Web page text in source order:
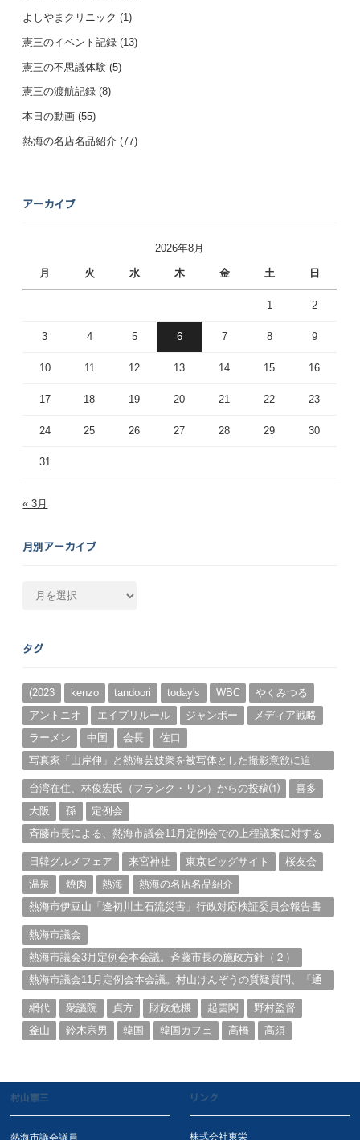
よしやまクリニック (1)
憲三のイベント記録 (13)
憲三の不思議体験 (5)
憲三の渡航記録 (8)
本日の動画 (55)
熱海の名店名品紹介 (77)
アーカイブ
2026年8月
月 火 水 木 金 土 日
1 2
3 4 5 6 7 8 9
10 11 12 13 14 15 16
17 18 19 20 21 22 23
24 25 26 27 28 29 30
31
« 3月
月別アーカイブ
カ
ブ
タグ
(2023 kenzo tandoori today's WBC
やくみつる
アントニオ
エイプリルール ジャンボー
メディア戦略
ラーメン
中国 会長
佐口
写真家「山岸伸」と熱海芸妓衆を被写体とした撮影意欲に迫
台湾在住、林俊宏氏（フランク・リン）からの投稿⑴
喜多
大阪
孫
定例会
斉藤市長による、熱海市議会11月定例会での上程議案に対する
日韓グルメフェア
来宮神社 東京ビッグサイト
桜友会
温泉
焼肉 熱海
熱海の名店名品紹介
熱海市伊豆山「逢初川土石流災害」行政対応検証委員会報告書
熱海市議会
熱海市議会3月定例会本会議。斉藤市長の施政方針（２）
熱海市議会11月定例会本会議。村山けんぞうの質疑質問、「通
網代
衆議院 貞方 財政危機 起雲閣
野村監督
釜山
鈴木宗男 韓国 韓国カフェ 高橋 高須
村山憲三
熱海市議会議員
リンク
株式会社東栄